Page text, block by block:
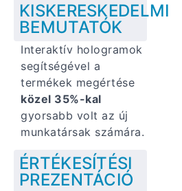
KISKERESKEDELMI
BEMUTATÓK
Interaktív hologramok
segítségével a
termékek megértése
közel 35%-kal
gyorsabb volt az új
munkatársak számára.
ÉRTÉKESÍTÉSI
PREZENTÁCIÓ